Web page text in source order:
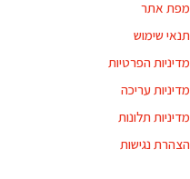
מפת אתר
תנאי שימוש
מדיניות הפרטיות
מדיניות עריכה
מדיניות תלונות
הצהרת נגישות